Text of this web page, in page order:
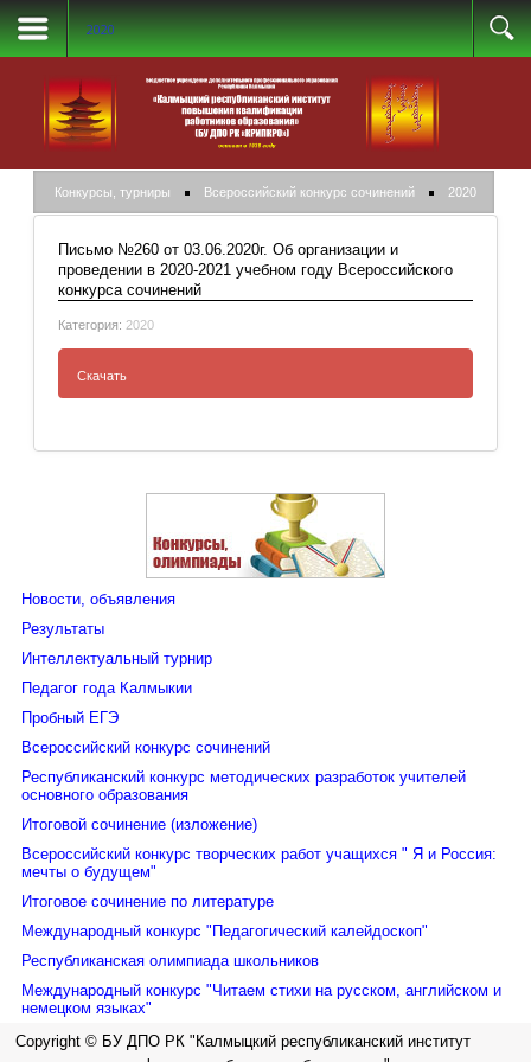
2020
Конкурсы, турниры Всероссийский конкурс сочинений 2020
Письмо №260 от 03.06.2020г. Об организации и
проведении в 2020-2021 учебном году Всероссийского
конкурса сочинений
Категория: 2020
Скачать
организации и проведении в 2020-2021
Новости, объявления
Результаты
Интеллектуальный турнир
Педагог года Калмыкии
Пробный ЕГЭ
Всероссийский конкурс сочинений
Республиканский конкурс методических разработок учителей
основного образования
Итоговой сочинение (изложение)
Всероссийский конкурс творческих работ учащихся " Я и Россия:
мечты о будущем"
Итоговое сочинение по литературе
Международный конкурс "Педагогический калейдоскоп"
Республиканская олимпиада школьников
Международный конкурс "Читаем стихи на русском, английском и
немецком языках"
Copyright © БУ ДПО РК "Калмыцкий республиканский институт